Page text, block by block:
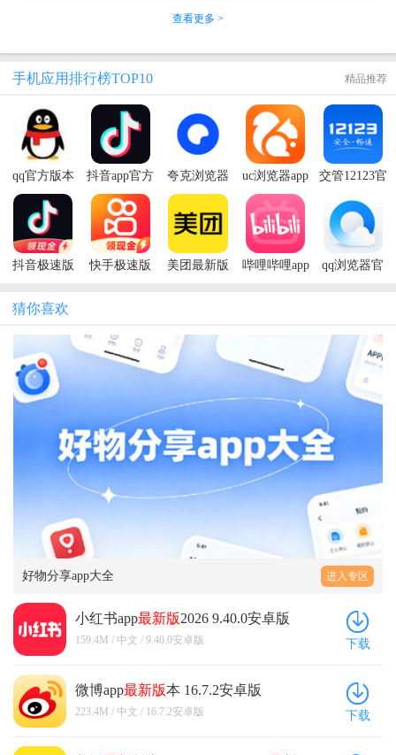
查看更多 >
手机应用排行榜TOP10 精品推荐
qq官方版本
抖音app官方
正版
夸克浏览器
app官方正版
uc浏览器app
交管12123官
抖音极速版
快手极速版
美团最新版
哔哩哔哩app
qq浏览器官
猜你喜欢
好物分享app大全 进入专区
小红书app最新版2026 9.40.0安卓版
159.4M / 中文 / 9.40.0安卓版 下载
微博app最新版本 16.7.2安卓版
223.4M / 中文 / 16.7.2安卓版 下载